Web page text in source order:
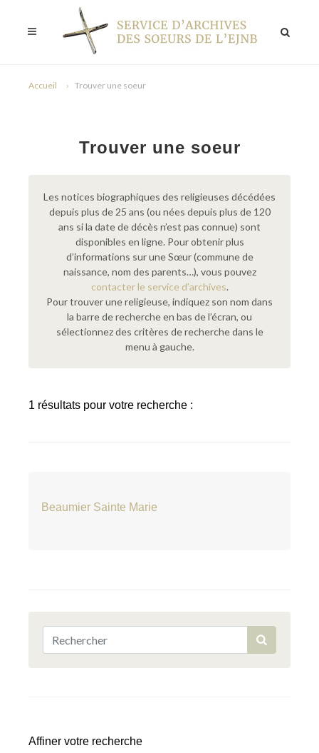
Accueil Trouver une soeur
Trouver une soeur
Les notices biographiques des religieuses décédées
depuis plus de 25 ans (ou nées depuis plus de 120
ans si la date de décès n’est pas connue) sont
disponibles en ligne. Pour obtenir plus
d’informations sur une Sœur (commune de
naissance, nom des parents…), vous pouvez
contacter le service d’archives.
Pour trouver une religieuse, indiquez son nom dans
la barre de recherche en bas de l’écran, ou
sélectionnez des critères de recherche dans le
menu à gauche.
1 résultats pour votre recherche :
Beaumier Sainte Marie
Affiner votre recherche